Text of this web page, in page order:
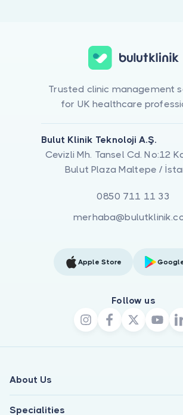
Trusted clinic management
for UK healthcare
Bulut Klinik Teknoloji A.Ş.
Cevizli Mh. Tansel Cd. No:12
Bulut Plaza Maltepe /
0850 711 11 33
Apple Store
Follow us
About Us
Specialities